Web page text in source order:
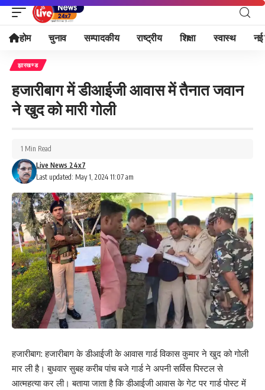
होम चुनाव सम्पादकीय राष्ट्रीय शिक्षा स्वास्थ नई
झारखण्ड
हजारीबाग में डीआईजी आवास में तैनात जवान
ने खुद को मारी गोली
Last updated: May 1, 2024 11:07 am
Live News 24x7
1 Min Read
हजारीबाग: हजारीबाग के डीआईजी के आवास गार्ड विकास कुमार ने खुद को गोली
मार ली है। बुधवार सुबह करीब पांच बजे गार्ड ने अपनी सर्विस पिस्टल से
आत्महत्या कर ली। बताया जाता है कि डीआईजी आवास के गेट पर गार्ड पोस्ट में